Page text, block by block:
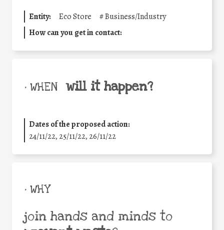
Entity: Eco Store #Business/Industry
How can you get in contact:
• WHEN will it happen?
Dates of the proposed action:
24/11/22, 25/11/22, 26/11/22
• WHY
join hands and minds to